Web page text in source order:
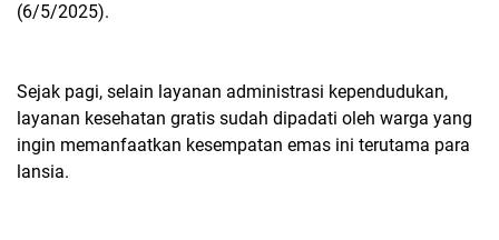
(6/5/2025).
Sejak pagi, selain layanan administrasi kependudukan,
layanan kesehatan gratis sudah dipadati oleh warga yang
ingin memanfaatkan kesempatan emas ini terutama para
lansia.